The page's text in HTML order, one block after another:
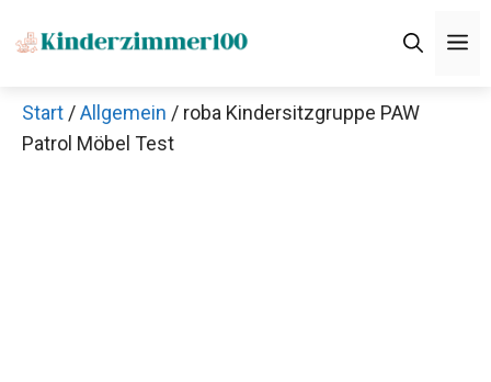
Inhalt
Start /Allgemein / roba Kindersitzgruppe PAW
Patrol Möbel Test